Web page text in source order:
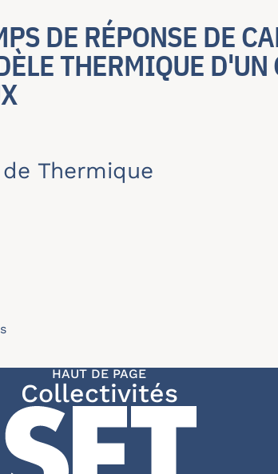
DE RÉPONSE DE
THERMIQUE D'UN
Thermique
HAUT DE PAGE
Collectivités